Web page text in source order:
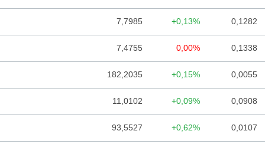
AZERBEIDZJAANSE MANAT
BAHREIN DINAR
BANGLADESE TAKA
BARBADOS DOLLAR
7,7985 +0,13% 0,1282
7,4755 0,00% 0,1338
182,2035 +0,15% 0,0055
11,0102 +0,09% 0,0908
93,5527 +0,62% 0,0107